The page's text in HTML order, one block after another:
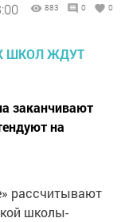
883 0 0
заканчивают
на
рассчитывают
школы-